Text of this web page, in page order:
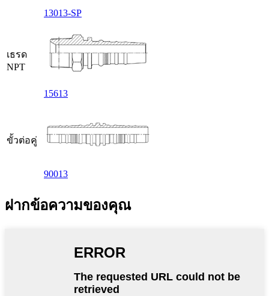
13013-SP
เธรด
NPT
15613
ขั้วต่อคู่
90013
ฝากข้อความของคุณ